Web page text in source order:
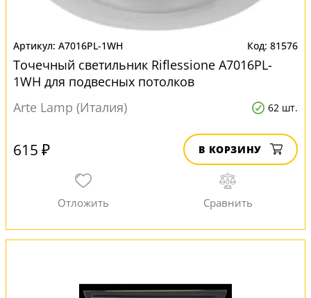
A7016PL-1WH 81576
Точечный светильник Riflessione A7016PL-
1WH для подвесных потолков
Arte Lamp (Италия)
62 шт.
615 ₽ В КОРЗИНУ